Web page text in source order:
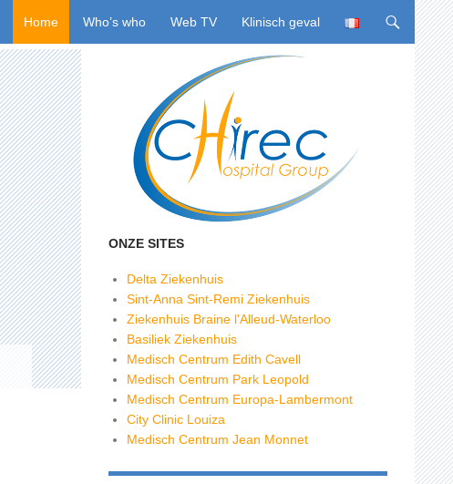
Home
Who’s who Web TV Klinisch geval
ONZE SITES
Delta Ziekenhuis
Sint-Anna Sint-Remi Ziekenhuis
Ziekenhuis Braine l'Alleud-Waterloo
Basiliek Ziekenhuis
Medisch Centrum Edith Cavell
Medisch Centrum Park Leopold
Medisch Centrum Europa-Lambermont
City Clinic Louiza
Medisch Centrum Jean Monnet